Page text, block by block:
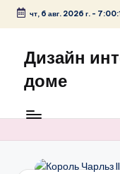
Перейти
содержимому
чт, 6 авг. 2026 г.-
Дизайн
доме